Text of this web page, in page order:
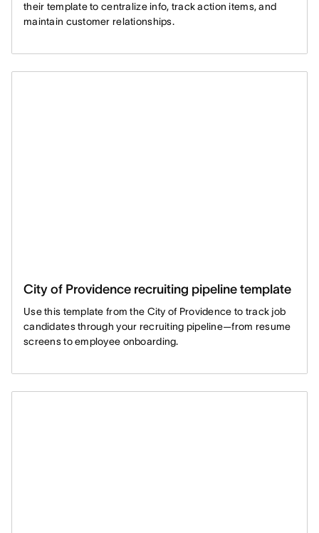
their template to centralize info, track action items, and
maintain customer relationships.
City of Providence recruiting pipeline template
Use this template from the City of Providence to track job
candidates through your recruiting pipeline—from resume
screens to employee onboarding.